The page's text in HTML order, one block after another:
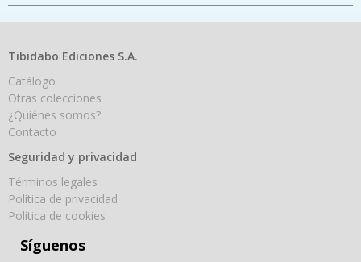
Tibidabo Ediciones S.A.
Catálogo
Otras colecciones
¿Quiénes somos?
Contacto
Seguridad y privacidad
Términos legales
Política de privacidad
Política de cookies
Síguenos